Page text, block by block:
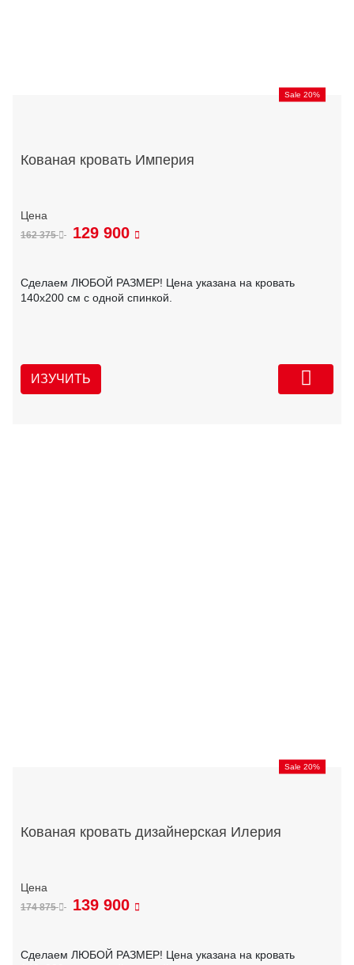
Sale 20%
Кованая кровать Империя
162 375 129 900
Сделаем ЛЮБОЙ РАЗМЕР! Цена указана на кровать
140х200 см с одной спинкой.
ИЗУЧИТЬ
Sale 20%
Кованая кровать дизайнерская Илерия
174 875 139 900
Сделаем ЛЮБОЙ РАЗМЕР! Цена указана на кровать